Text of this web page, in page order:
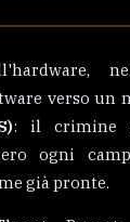
verso un
: il crimine
ogni
già pronte.